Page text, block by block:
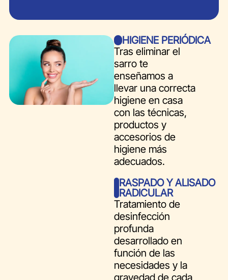
HIGIENE PERIÓDICA
Tras eliminar el
sarro te
enseñamos a
llevar una correcta
higiene en casa
con las técnicas,
productos y
accesorios de
higiene más
adecuados.
RASPADO Y ALISADO
RADICULAR
Tratamiento de
desinfección
profunda
desarrollado en
función de las
necesidades y la
gravedad de cada